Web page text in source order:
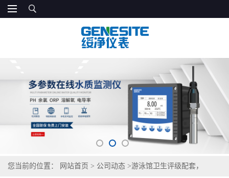
您当前的位置： 网站首页 > 公司动态 >游泳馆卫生评级配套，